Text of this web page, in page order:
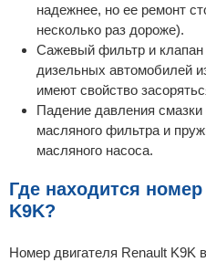
надежнее, но ее ремонт
несколько раз дороже).
Сажевый фильтр и
дизельных автомобилей
имеют свойство
Падение давления
масляного фильтра и
масляного насоса.
Где находится
K9K?
Номер двигателя Renault K9K